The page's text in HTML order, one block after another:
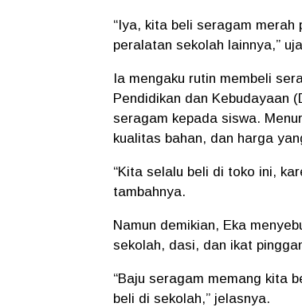
“Iya, kita beli seragam merah
peralatan sekolah lainnya,”
Ia mengaku rutin membeli
Pendidikan dan Kebudayaan
seragam kepada siswa.
kualitas bahan, dan harga
“Kita selalu beli di toko ini,
tambahnya.
Namun demikian, Eka
sekolah, dasi, dan ikat
“Baju seragam memang kita
beli di sekolah,” jelasnya.